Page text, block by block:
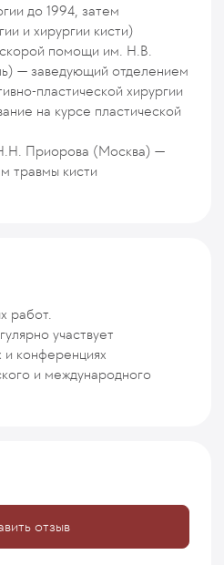
до 1994, затем
и хирургии кисти)
помощи им. Н.В.
— заведующий отделением
пластической хирургии
на курсе пластической
Приорова (Москва) —
травмы кисти
работ.
участвует
и конференциях
и международного
отзыв